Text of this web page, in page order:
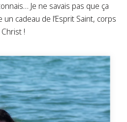
Je ne savais pas que ça
cadeau de l’Esprit Saint, corps
!